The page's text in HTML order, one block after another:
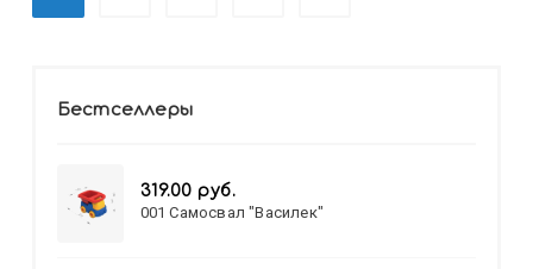
Бестселлеры
319.00 руб.
001 Самосвал "Василек"